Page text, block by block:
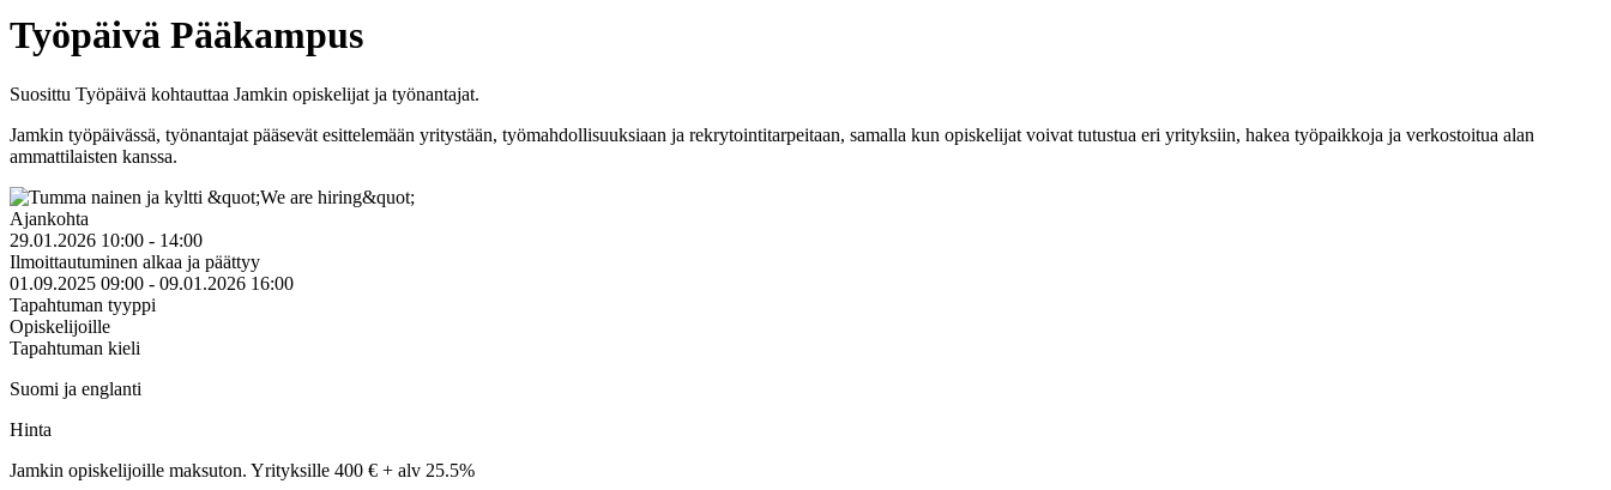
Työpäivä Pääkampus
Suosittu Työpäivä kohtauttaa Jamkin opiskelijat ja työnantajat.
Jamkin työpäivässä, työnantajat pääsevät esittelemään yritystään, työmahdollisuuksiaan ja rekrytointitarpeitaan, samalla kun opiskelijat voivat tutustua eri yrityksiin, hakea työpaikkoja ja verkostoitua alan
ammattilaisten kanssa.
Ajankohta
29.01.2026 10:00 - 14:00
Ilmoittautuminen alkaa ja päättyy
01.09.2025 09:00 - 09.01.2026 16:00
Tapahtuman tyyppi
Opiskelijoille
Tapahtuman kieli
Suomi ja englanti
Hinta
Jamkin opiskelijoille maksuton. Yrityksille 400 € + alv 25.5%